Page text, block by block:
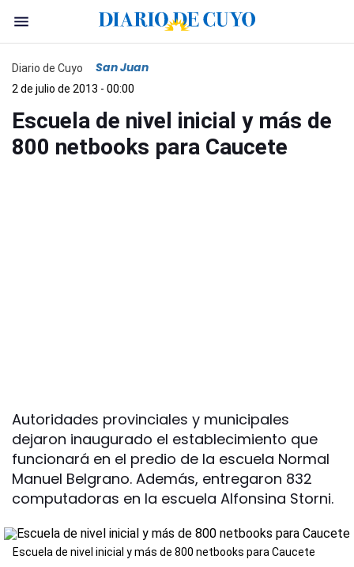
Diario de Cuyo San Juan
2 de julio de 2013 - 00:00
Escuela de nivel inicial y más de
800 netbooks para Caucete
Autoridades provinciales y municipales
dejaron inaugurado el establecimiento que
funcionará en el predio de la escuela Normal
Manuel Belgrano. Además, entregaron 832
computadoras en la escuela Alfonsina Storni.
Escuela de nivel inicial y más de 800 netbooks para Caucete